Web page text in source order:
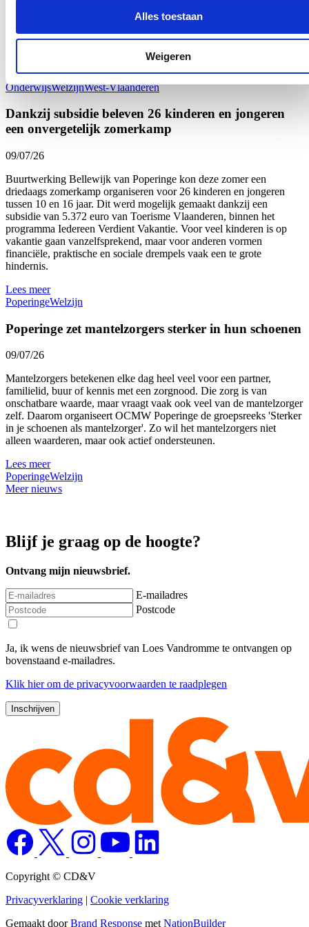
Alles toestaan
Weigeren
en bijna 32 procent. “Onze West-Vlaamse scholen bevestigen zo
verbinding met onze lokale land- en tuinbouw”, zegt Vlaams
Parlementslid Loes Vandromme (cd&v) tevreden.
Lees meer
OnderwijsWelzijnWest-Vlaanderen
Dankzij subsidie beleven 26 kinderen en jongeren
een onvergetelijk zomerkamp
09/07/26
Buurtwerking Bellewijk van Poperinge kon deze zomer een
driedaags zomerkamp organiseren voor 26 kinderen en jongeren
tussen 10 en 16 jaar. Dit werd mogelijk gemaakt dankzij een
subsidie van 5.372 euro van Toerisme Vlaanderen, binnen het
programma Iedereen Verdient Vakantie. Voor veel kinderen is op
vakantie gaan vanzelfsprekend, maar voor anderen vormen
financiële, praktische en sociale drempels vaak een te grote
hindernis.
Lees meer
PoperingeWelzijn
Poperinge zet mantelzorgers sterker in hun schoenen
09/07/26
Mantelzorgers betekenen elke dag heel veel voor een partner,
familielid, buur of kennis met een zorgnood. Die zorg is van
onschatbare waarde, maar vraagt vaak ook veel van de mantelzorger
zelf. Daarom organiseert OCMW Poperinge de groepsreeks 'Sterker
in je schoenen als mantelzorger'. Zo wil het mantelzorgers niet
alleen waarderen, maar ook actief ondersteunen.
Lees meer
PoperingeWelzijn
Meer nieuws
Blijf je graag op de hoogte?
Ontvang mijn nieuwsbrief.
E-mailadres
Postcode
Ja, ik wens de nieuwsbrief van Loes Vandromme te ontvangen op
bovenstaand e-mailadres.
Klik hierom de privacyvoorwaarden te raadplegen
Copyright © CD&V
Privacyverklaring | Cookie verklaring
Gemaakt doorBrand Response met NationBuilder